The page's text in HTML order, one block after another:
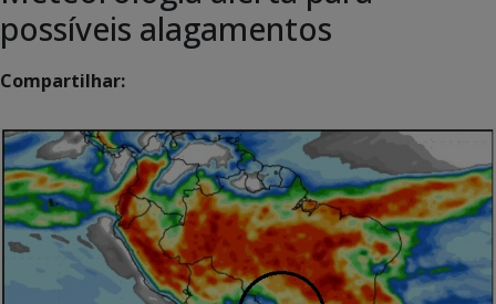
possíveis alagamentos
Compartilhar: